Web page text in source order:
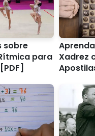
sobre
para Xadrez